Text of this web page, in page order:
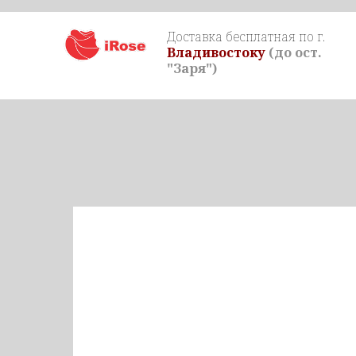
Доставка бесплатная по г.
Владивостоку (до ост.
"Заря")